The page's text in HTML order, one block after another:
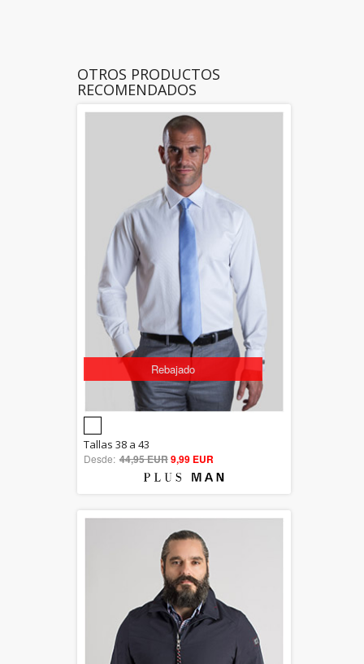
OTROS PRODUCTOS
RECOMENDADOS
Rebajado
out of 5
Tallas 38 a 43
Desde: 44,95 EUR9,99 EUR